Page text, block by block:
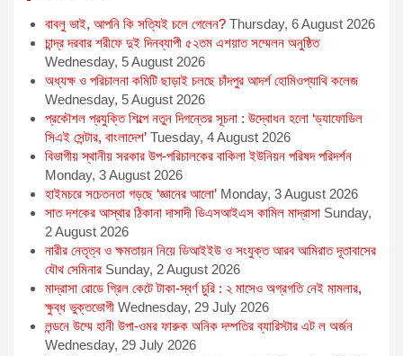
বাবলু ভাই, আপনি কি সত্যিই চলে গেলেন? Thursday, 6 August 2026
চান্দ্র দরবার শরীফে দুই দিনব্যাপী ৫২তম এশয়াত সম্মেলন অনুষ্ঠিত
Wednesday, 5 August 2026
অধ্যক্ষ ও পরিচালনা কমিটি ছাড়াই চলছে চাঁদপুর আদর্শ হোমিওপ্যাথি কলেজ
Wednesday, 5 August 2026
প্রকৌশল প্রযুক্তি শিল্পে নতুন দিগন্তের সূচনা : উদ্বোধন হলো ‘ড্যাফোডিল
সিএই সেন্টার, বাংলাদেশ’ Tuesday, 4 August 2026
বিভাগীয় স্থানীয় সরকার উপ-পরিচালকের বাকিলা ইউনিয়ন পরিষদ পরিদর্শন
Monday, 3 August 2026
হাইমচরে সচেতনতা গড়ছে ‘জ্ঞানের আলো’ Monday, 3 August 2026
সাত দশকের আস্থার ঠিকানা দাসাদী ডিএসআইএস কামিল মাদ্রাসা Sunday,
2 August 2026
নারীর নেতৃত্ব ও ক্ষমতায়ন নিয়ে ডিআইইউ ও সংযুক্ত আরব আমিরাত দূতাবাসের
যৌথ সেমিনার Sunday, 2 August 2026
মাদ্রাসা রোডে গ্রিল কেটে টাকা-স্বর্ণ চুরি : ২ মাসেও অগ্রগতি নেই মামলার,
ক্ষুব্ধ ভুক্তভোগী Wednesday, 29 July 2026
লন্ডনে উম্মে হানী উপা-ওমর ফারুক অনিক দম্পতির ব্যারিস্টার এট ল অর্জন
Wednesday, 29 July 2026